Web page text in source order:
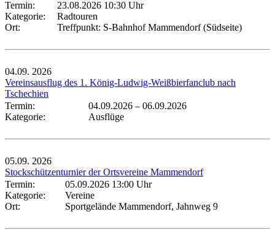
Termin:
23.08.2026 10:30 Uhr
Kategorie:
Radtouren
Ort:
Treffpunkt: S-Bahnhof Mammendorf (Südseite)
04.09. 2026
Vereinsausflug des 1. König-Ludwig-Weißbierfanclub nach
Tschechien
Termin:
04.09.2026 – 06.09.2026
Kategorie:
Ausflüge
05.09. 2026
Stockschützenturnier der Ortsvereine Mammendorf
Termin:
05.09.2026 13:00 Uhr
Kategorie:
Vereine
Ort:
Sportgelände Mammendorf, Jahnweg 9